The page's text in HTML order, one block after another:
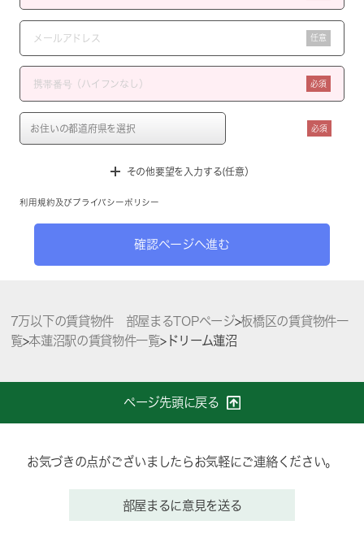
任意
必須
必須
その他要望を入力する(任意）
利用規約 及び プライバシーポリシー
確認ページへ進む
7万以下の賃貸物件 部屋まるTOPページ>板橋区の賃貸物件一
覧>本蓮沼駅の賃貸物件一覧>ドリーム蓮沼
ページ先頭に戻る
お気づきの点がございましたらお気軽にご連絡ください。
部屋まるに意見を送る